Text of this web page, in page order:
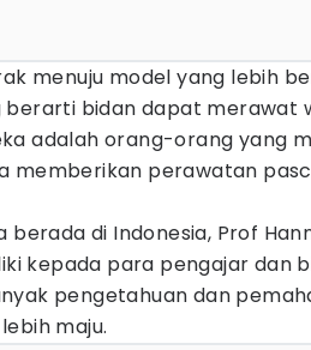
menuju model yang lebih
berarti bidan dapat merawat
adalah orang-orang yang
memberikan perawatan
berada di Indonesia, Prof
kepada para pengajar dan
pengetahuan dan
maju.